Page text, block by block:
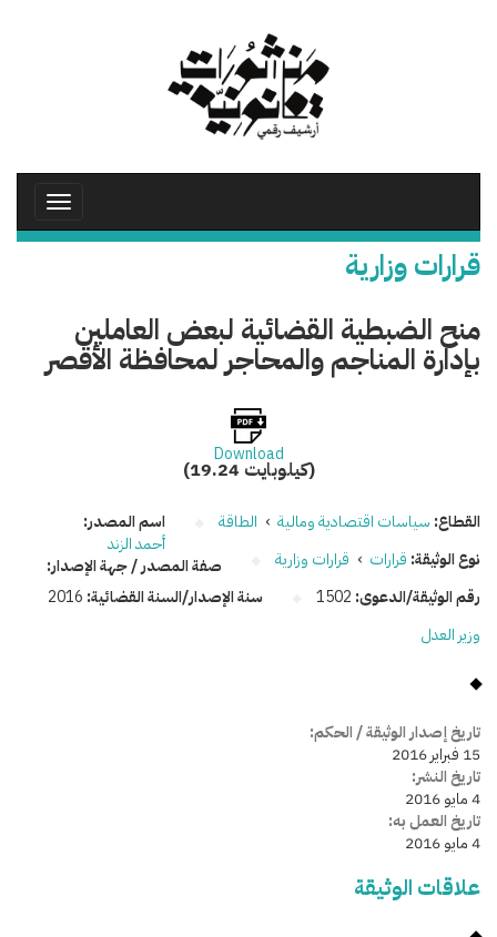
Toggle
قرارات وزارية
منح الضبطية القضائية لبعض العاملين
بإدارة المناجم والمحاجر لمحافظة الأقصر
Download
(19.24 كيلوبايت)
القطاع: سياسات اقتصادية ومالية › الطاقة
نوع الوثيقة: قرارات › قرارات وزارية
رقم الوثيقة/الدعوى: 1502 سنة الإصدار/السنة القضائية: 2016
اسم المصدر:
أحمد الزند
صفة المصدر / جهة الإصدار:
وزير العدل
تاريخ إصدار الوثيقة / الحكم:
15 فبراير 2016
تاريخ النشر:
4 مايو 2016
تاريخ العمل به:
4 مايو 2016
علاقات الوثيقة